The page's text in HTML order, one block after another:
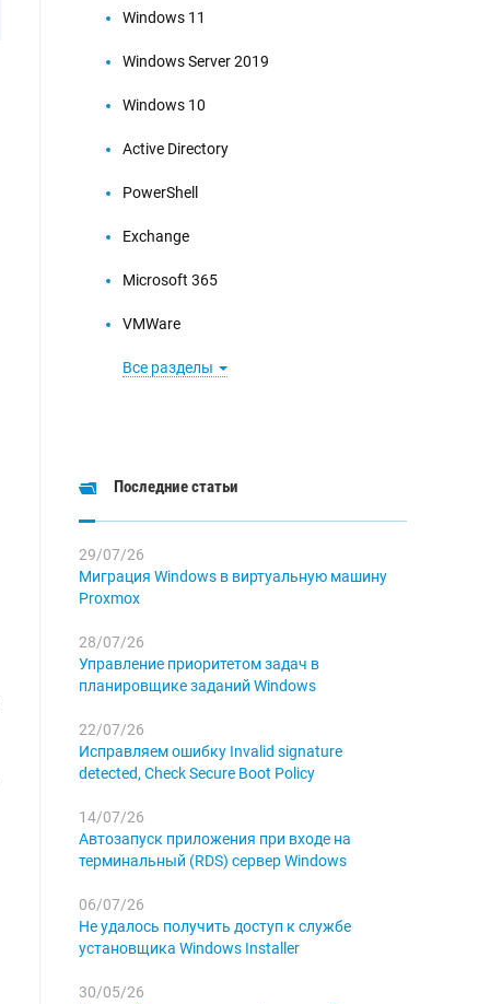
Windows 11
Windows Server 2019
Windows 10
Active Directory
PowerShell
Exchange
Microsoft 365
VMWare
Все разделы
Последние статьи
29/07/26
Миграция Windows в виртуальную машину
Proxmox
28/07/26
Управление приоритетом задач в
планировщике заданий Windows
22/07/26
Исправляем ошибку Invalid signature
detected, Check Secure Boot Policy
14/07/26
Автозапуск приложения при входе на
терминальный (RDS) сервер Windows
06/07/26
Не удалось получить доступ к службе
установщика Windows Installer
30/05/26